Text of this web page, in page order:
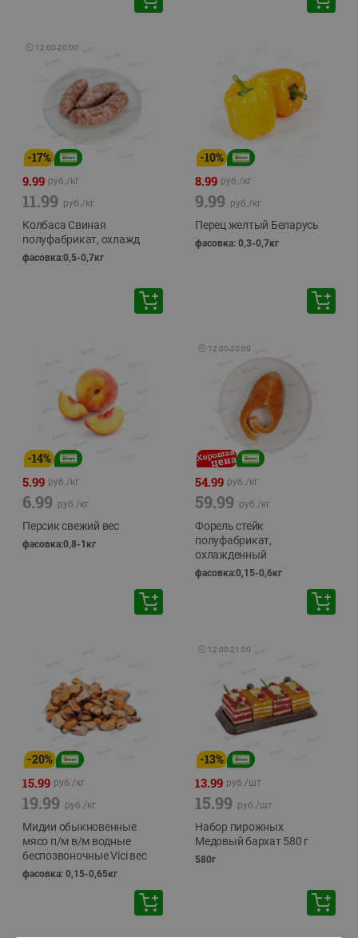
🕘 12:00-20:00
-17%
9.99 руб./кг
11.99 руб./кг
Колбаса Свиная
полуфабрикат, охлажд
фасовка:0,5-0,7кг
-10%
8.99 руб./кг
9.99 руб./кг
Перец желтый Беларусь
фасовка: 0,3-0,7кг
-14%
5.99 руб./кг
6.99 руб./кг
Персик свежий вес
фасовка:0,8-1кг
🕘 12:00-20:00
54.99 руб./кг
59.99 руб./кг
Форель стейк
полуфабрикат,
охлажденный
фасовка:0,15-0,6кг
-20%
15.99 руб./кг
19.99 руб./кг
Мидии обыкновенные
мясо п/м в/м водные
беспозвоночные Vici вес
фасовка: 0,15-0,65кг
🕘 12:00-21:00
-13%
13.99 руб./шт
15.99 руб./шт
Набор пирожных
Медовый бархат 580 г
580г